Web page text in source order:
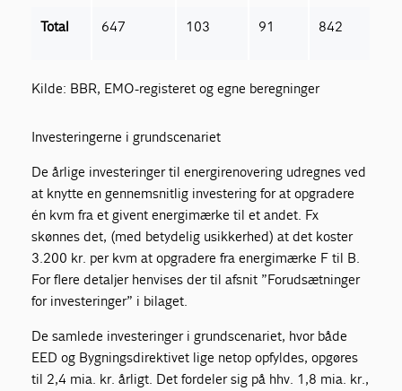
Total 647 103 91 842
Kilde: BBR, EMO-registeret og egne beregninger
Investeringerne i grundscenariet
De årlige investeringer til energirenovering udregnes ved
at knytte en gennemsnitlig investering for at opgradere
én kvm fra et givent energimærke til et andet. Fx
skønnes det, (med betydelig usikkerhed) at det koster
3.200 kr. per kvm at opgradere fra energimærke F til B.
For flere detaljer henvises der til afsnit ”Forudsætninger
for investeringer” i bilaget.
De samlede investeringer i grundscenariet, hvor både
EED og Bygningsdirektivet lige netop opfyldes, opgøres
til 2,4 mia. kr. årligt. Det fordeler sig på hhv. 1,8 mia. kr.,